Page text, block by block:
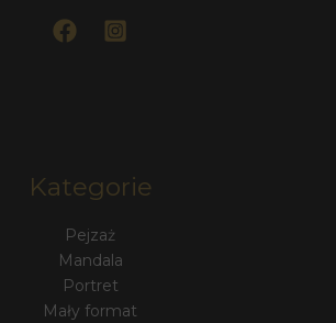
Kategorie
Pejzaż
Mandala
Portret
Mały format